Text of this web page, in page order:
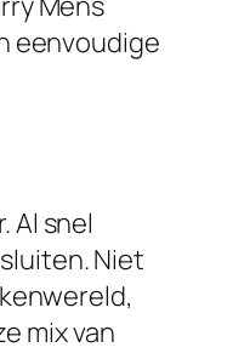
eenvoudige
Al snel
Niet
mix van